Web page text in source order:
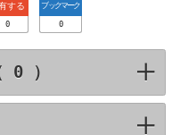
する
0
ブックマーク
0
） click to
contents